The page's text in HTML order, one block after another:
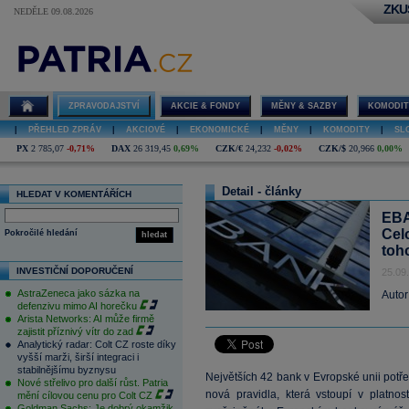
NEDĚLE 09.08.2026
ZPRAVODAJSTVÍ AKCIE & FONDY MĚNY & SAZBY
PŘEHLED ZPRÁV AKCIOVÉ EKONOMICKÉ MĚNY KOMODITY
PX 2 785,07 -0,71% DAX 26 319,45 0,69% CZK/€ 24,232 -0,02% CZK/$ 20,966 0,00%
HLEDAT V KOMENTÁŘÍCH
hledat
Pokročilé hledání
INVESTIČNÍ DOPORUČENÍ
AstraZeneca jako sázka na
defenzivu mimo AI horečku
Arista Networks: AI může firmě
zajistit příznivý vítr do zad
Analytický radar: Colt CZ roste díky
vyšší marži, širší integraci i
stabilnějšímu byznysu
Nové střelivo pro další růst. Patria
mění cílovou cenu pro Colt CZ
Detail - články
Největších 42 bank v Evropské unii
nová pravidla, která vstoupí v